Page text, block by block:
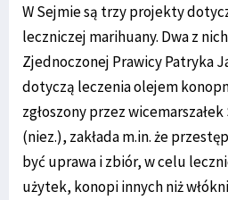
W Sejmie są trzy projekty
leczniczej marihuany. Dwa z
Zjednoczonej Prawicy Patryka
dotyczą leczenia olejem
zgłoszony przez
(niez.), zakłada m.in. że
być uprawa i zbiór, w celu
użytek, konopi innych niż